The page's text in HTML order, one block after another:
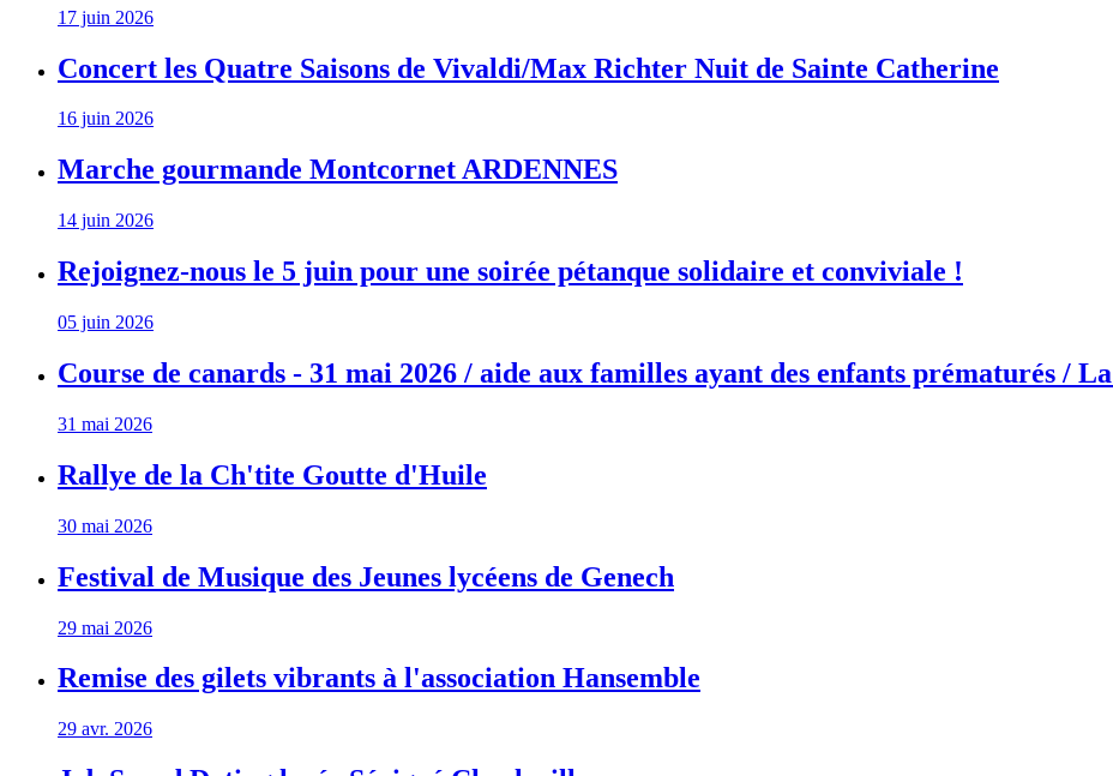
17 juin 2026
Concert les Quatre Saisons de Vivaldi/Max Richter Nuit de Sainte Catherine
16 juin 2026
Marche gourmande Montcornet ARDENNES
14 juin 2026
Rejoignez-nous le 5 juin pour une soirée pétanque solidaire et conviviale !
05 juin 2026
Course de canards - 31 mai 2026 / aide aux familles ayant des enfants prématurés /
31 mai 2026
Rallye de la Ch'tite Goutte d'Huile
30 mai 2026
Festival de Musique des Jeunes lycéens de Genech
29 mai 2026
Remise des gilets vibrants à l'association Hansemble
29 avr. 2026